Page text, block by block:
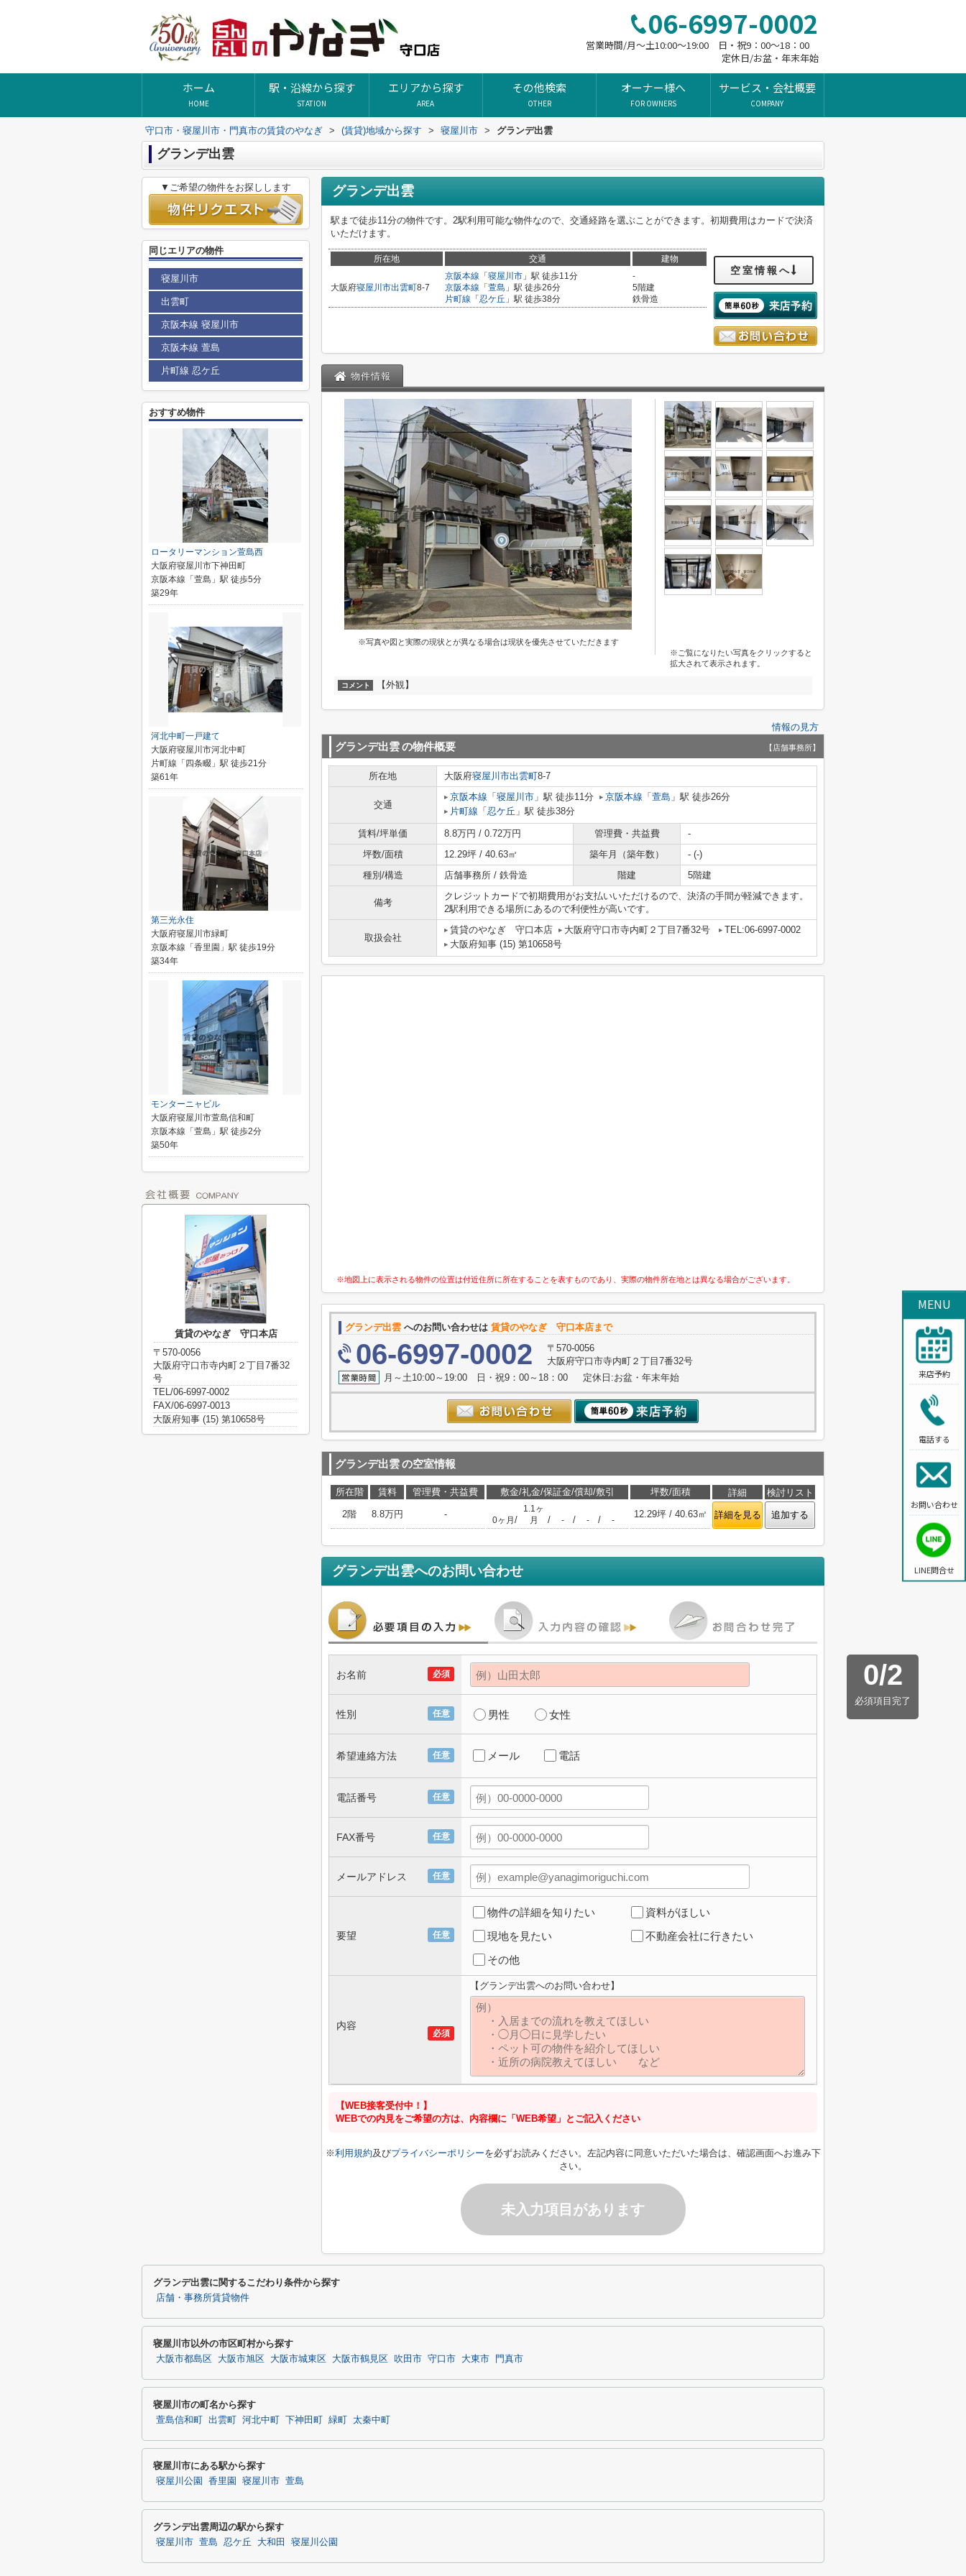
06-6997-0002
営業時間/月～土10:00～19:00 日・祝9：00～18：00
定休日/お盆・年末年始
ホーム
HOME
駅・沿線から探す
STATION
エリアから探す
AREA
その他検索
OTHER
オーナー様へ
FOR OWNERS
サービス・会社概要
COMPANY
守口市・寝屋川市・門真市の賃貸のやなぎ > (賃貸)地域から探す > 寝屋川市 > グランデ出雲
グランデ出雲
グランデ出雲
駅まで徒歩11分の物件です。2駅利用可能な物件なので、交通経路を選ぶことができます。初期費用はカードで決済
いただけます。
所在地 交通 建物
大阪府寝屋川市出雲町8-7
京阪本線 「 寝屋川市 」駅 徒歩11分
京阪本線 「 萱島 」駅 徒歩26分
片町線 「 忍ケ丘 」駅 徒歩38分
-
5階建
鉄骨造
空室情報へ
物件情報
※写真や図と実際の現状とが異なる場合は現状を優先させていただきます
※ご覧になりたい写真をクリックすると
拡大されて表示されます。
コメント 【外観】
情報の見方
グランデ出雲の物件概要 【店舗事務所】
所在地 大阪府寝屋川市出雲町8-7
交通
京阪本線 「 寝屋川市 」駅 徒歩11分 京阪本線 「 萱島 」駅 徒歩26分
片町線 「 忍ケ丘 」駅 徒歩38分
賃料/坪単価 8.8万円 / 0.72万円 管理費・共益費
-
坪数/面積
12.29坪 / 40.63㎡ 築年月（築年数）
- (-)
種別/構造
店舗事務所 / 鉄骨造 階建 5階建
備考
クレジットカードで初期費用がお支払いいただけるので、決済の手間が軽減できます。
2駅利用できる場所にあるので利便性が高いです。
取扱会社
賃貸のやなぎ 守口本店 大阪府守口市寺内町２丁目7番32号
TEL:06-6997-0002
大阪府知事 (15) 第10658号
※地図上に表示される物件の位置は付近住所に所在することを表すものであり、実際の物件所在地とは異なる場合がございます。
グランデ出雲 へのお問い合わせは 賃貸のやなぎ 守口本店まで
06-6997-0002
〒570-0056
大阪府守口市寺内町２丁目7番32号
月～土10:00～19:00 日・祝9：00～18：00 定休日:お盆・年末年始
グランデ出雲の空室情報
所在階 賃料 管理費・共益費 敷金/礼金/保証金/償却/敷引 坪数/面積 詳細
検討リスト
2階
8.8万円 -
0ヶ月 /
1.1ヶ
月
/ - / - / -
12.29坪 / 40.63㎡ 詳細を見る 追加する
グランデ出雲へのお問い合わせ
0/2
必須項目完了
必須
お名前
任意
性別 男性 女性
任意
希望連絡方法 メール 電話
任意
電話番号
任意
FAX番号
任意
メールアドレス
任意
要望
物件の詳細を知りたい
資料がほしい
現地を見たい
不動産会社に行きたい
その他
必須
内容
【グランデ出雲へのお問い合わせ】
【WEB接客受付中！】
WEBでの内見をご希望の方は、内容欄に「WEB希望」とご記入ください
※利用規約及びプライバシーポリシーを必ずお読みください。左記内容に同意いただいた場合は、確認画面へお進み下
さい。
未入力項目があります
▼ご希望の物件をお探しします
同じエリアの物件
寝屋川市
出雲町
京阪本線 寝屋川市
京阪本線 萱島
片町線 忍ケ丘
おすすめ物件
ロータリーマンション萱島西
大阪府寝屋川市下神田町
京阪本線「萱島」駅 徒歩5分
築29年
河北中町一戸建て
大阪府寝屋川市河北中町
片町線「四条畷」駅 徒歩21分
築61年
第三光永住
大阪府寝屋川市緑町
京阪本線「香里園」駅 徒歩19分
築34年
モンターニャビル
大阪府寝屋川市萱島信和町
京阪本線「萱島」駅 徒歩2分
築50年
賃貸のやなぎ 守口本店
〒570-0056
大阪府守口市寺内町２丁目7番32
号
TEL/06-6997-0002
FAX/06-6997-0013
大阪府知事 (15) 第10658号
グランデ出雲に関するこだわり条件から探す
店舗・事務所賃貸物件
寝屋川市以外の市区町村から探す
大阪市都島区 大阪市旭区 大阪市城東区 大阪市鶴見区 吹田市 守口市 大東市 門真市
寝屋川市の町名から探す
萱島信和町 出雲町 河北中町 下神田町 緑町 太秦中町
寝屋川市にある駅から探す
寝屋川公園 香里園 寝屋川市 萱島
グランデ出雲周辺の駅から探す
寝屋川市 萱島 忍ケ丘 大和田 寝屋川公園
MENU
来店予約
電話する
お問い合わせ
LINE問合せ